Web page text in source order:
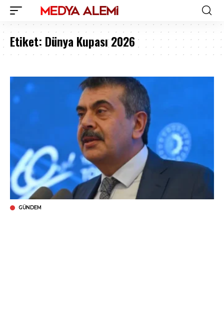
Etiket: Dünya Kupası 2026
GÜNDEM